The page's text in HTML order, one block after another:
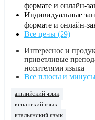
формате и онлайн-
Индивидуальные
формате и онлайн-
Все цены (29)
Интересное и
приветливые
носителями языка
Все плюсы и минусы
английский язык
испанский язык
итальянский язык